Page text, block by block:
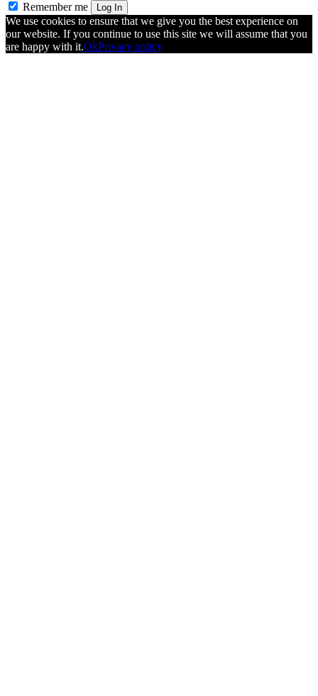
Remember me
Log In
We use cookies to ensure that we give you the best experience on
our website. If you continue to use this site we will assume that you
are happy with it.OkPrivacy policy